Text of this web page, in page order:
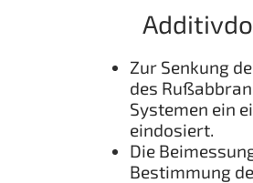
Zur Senkung
des
Systemen ein
eindosiert.
Die
Bestimmung